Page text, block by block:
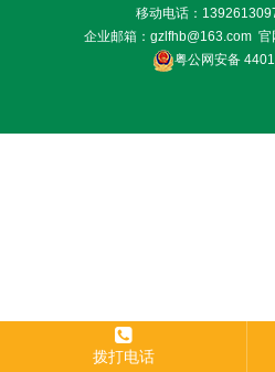
移动电话：
企业邮箱：gzlfhb@163.com
粤公网安备
拨打电话